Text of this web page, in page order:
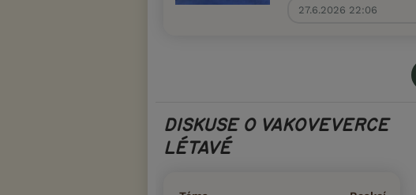
27.6.2026 22:06
DISKUSE O VAKOVEVERCE
LÉTAVÉ